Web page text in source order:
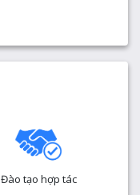
Đào tạo hợp tác